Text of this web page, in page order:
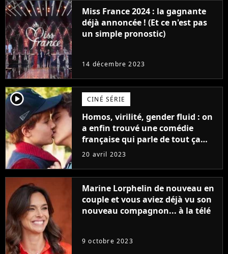
Miss France 2024 : la gagnante
déjà annoncée ! (Et ce n'est pas
un simple pronostic)
14 décembre 2023
player2 CINÉ SÉRIE
Homos, virilité, gender fluid : on
a enfin trouvé une comédie
française qui parle de tout ça
sans être super ringarde
20 avril 2023
Marine Lorphelin de nouveau en
couple et vous aviez déjà vu son
nouveau compagnon... à la télé
9 octobre 2023